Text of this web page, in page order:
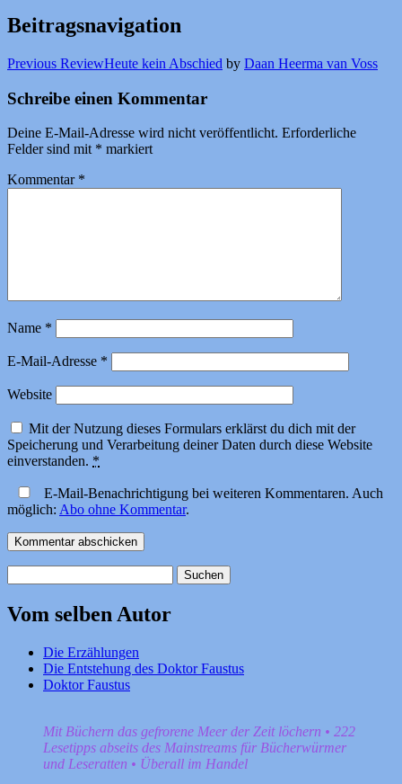
Beitragsnavigation
Previous ReviewHeute kein Abschied by Daan Heerma van Voss
Schreibe einen Kommentar
Deine E-Mail-Adresse wird nicht veröffentlicht. Erforderliche
Felder sind mit * markiert
Kommentar *
Name *
E-Mail-Adresse *
Website
Mit der Nutzung dieses Formulars erklärst du dich mit der
Speicherung und Verarbeitung deiner Daten durch diese Website
einverstanden. *
E-Mail-Benachrichtigung bei weiteren Kommentaren. Auch
möglich: Abo ohne Kommentar.
nach:
Vom selben Autor
Die Erzählungen
Die Entstehung des Doktor Faustus
Doktor Faustus
Mit Büchern das gefrorene Meer der Zeit löchern • 222
Lesetipps abseits des Mainstreams für Bücherwürmer
und Leseratten • Überall im Handel